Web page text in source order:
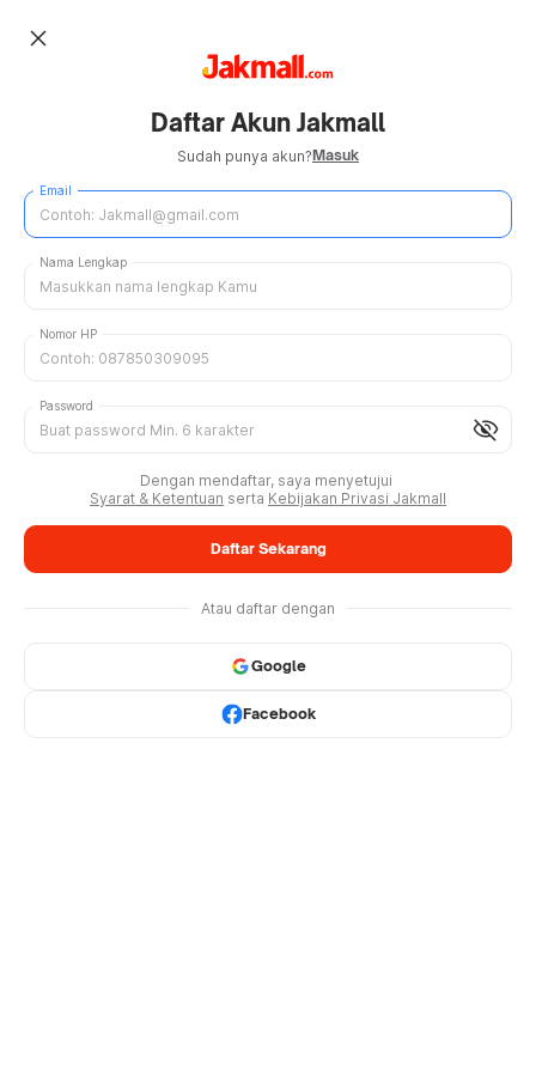
close
Daftar Akun Jakmall
Sudah punya akun?Masuk
Email
Nama Lengkap
Nomor HP
visibility_off
Password
Dengan mendaftar, saya menyetujui
Syarat & Ketentuan serta Kebijakan Privasi Jakmall
Daftar Sekarang
Atau daftar dengan
Google
Facebook